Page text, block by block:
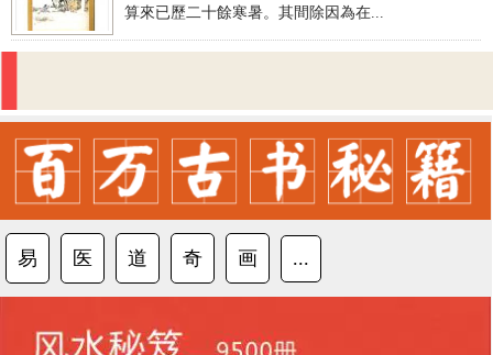
算來已歷二十餘寒暑。其間除因為在...
易 医 道 奇 画 ...